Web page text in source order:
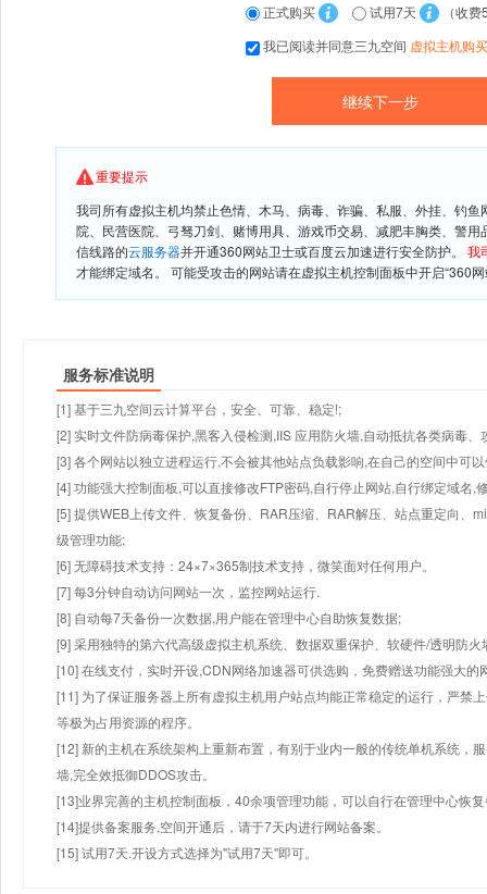
正式购买 试用7天
（收费
我已阅读并同意三九空间 虚拟主机购
重要提示
我司所有虚拟主机均禁止色情、木马、病毒、诈骗、私服、外挂、钓
院、民营医院、弓驽刀剑、赌博用具、游戏币交易、减肥丰胸类、警
信线路的云服务器并开通360网站卫士或百度云加速进行安全防护。 我
才能绑定域名。 可能受攻击的网站请在虚拟主机控制面板中开启“360
服务标准说明
[1] 基于三九空间云计算平台，安全、可靠、稳定!;
[2] 实时文件防病毒保护,黑客入侵检测,IIS 应用防火墙,自动抵抗各类病毒、
[3] 各个网站以独立进程运行,不会被其他站点负载影响,在自己的空间中可
[4] 功能强大控制面板,可以直接修改FTP密码,自行停止网站,自行绑定域名,
[5] 提供WEB上传文件、恢复备份、RAR压缩、RAR解压、站点重定向、
级管理功能;
[6] 无障碍技术支持：24×7×365制技术支持，微笑面对任何用户。
[7] 每3分钟自动访问网站一次，监控网站运行.
[8] 自动每7天备份一次数据,用户能在管理中心自助恢复数据;
[9] 采用独特的第六代高级虚拟主机系统、数据双重保护、软硬件/透明防火
[10] 在线支付，实时开设,CDN网络加速器可供选购，免费赠送功能强大
[11] 为了保证服务器上所有虚拟主机用户站点均能正常稳定的运行，严禁
等极为占用资源的程序。
[12] 新的主机在系统架构上重新布置，有别于业内一般的传统单机系统，
墙,完全效抵御DDOS攻击。
[13]业界完善的主机控制面板，40余项管理功能，可以自行在管理中心恢
[14]提供备案服务,空间开通后，请于7天内进行网站备案。
[15] 试用7天.开设方式选择为"试用7天"即可。